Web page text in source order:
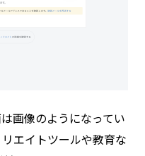
画像のようになってい
エイトツールや教育な